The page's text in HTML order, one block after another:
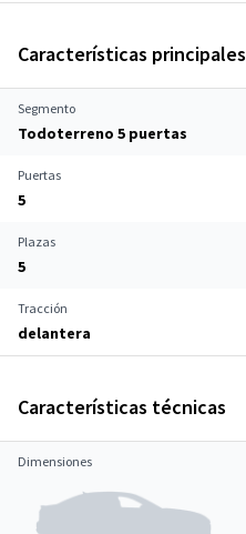
Características principales
Segmento
Todoterreno 5 puertas
Puertas
5
Plazas
5
Tracción
delantera
Características técnicas
Dimensiones